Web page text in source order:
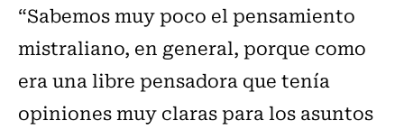
“Sabemos muy poco el pensamiento
mistraliano, en general, porque como
era una libre pensadora que tenía
opiniones muy claras para los asuntos